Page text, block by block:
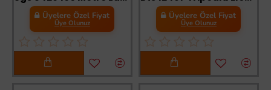
Üyelere Özel Fiyat
Üye Olunuz
Üyelere Özel Fiyat
Üye Olunuz